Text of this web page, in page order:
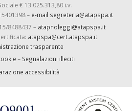
€ 13.025.313,80 i.v.
– e-mail segreteria@atapspa.it
8488437 – atapnoleggi@atapspa.it
atapspa@cert.atapspa.it
trasparente
– Segnalazioni illeciti
accessibilità